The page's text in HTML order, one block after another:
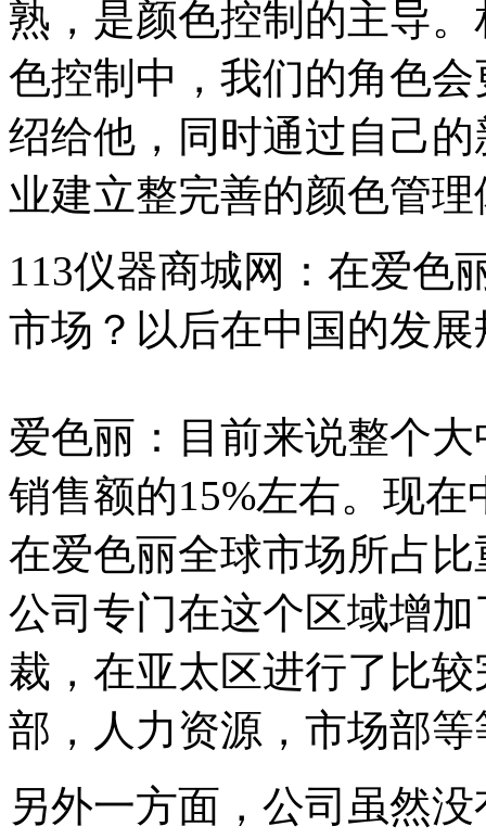
熟，是颜色控制的主导
色控制中，我们的角色
绍给他，同时通过自己
业建立整完善的颜色管理
113仪器商城网：在爱色
市场？以后在中国的发
爱色丽：目前来说整个
销售额的15%左右。现
在爱色丽全球市场所占
公司专门在这个区域增
裁，在亚太区进行了比
部，人力资源，市场部等
另外一方面，公司虽然